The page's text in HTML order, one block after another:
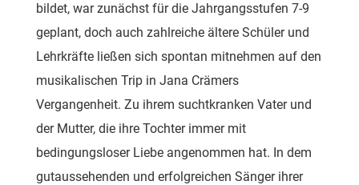
bildet, war zunächst für die Jahrgangsstufen 7-9
geplant, doch auch zahlreiche ältere Schüler und
Lehrkräfte ließen sich spontan mitnehmen auf den
musikalischen Trip in Jana Crämers
Vergangenheit. Zu ihrem suchtkranken Vater und
der Mutter, die ihre Tochter immer mit
bedingungsloser Liebe angenommen hat. In dem
gutaussehenden und erfolgreichen Sänger ihrer